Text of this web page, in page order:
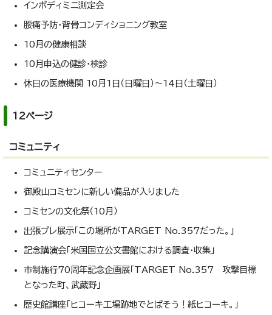
インボディミニ測定会
腰痛予防・背骨コンディショニング教室
10月の健康相談
10月申込の健診・検診
休日の医療機関 10月1日（日曜日）～14日（土曜日）
12ページ
コミュニティ
コミュニティセンター
御殿山コミセンに新しい備品が入りました
コミセンの文化祭（10月）
出張プレ展示「この場所がTARGET No.357だった。」
記念講演会「米国国立公文書館における調査・収集」
市制施行70周年記念企画展「TARGET No.357 攻撃目標
となった町、武蔵野」
歴史館講座「ヒコーキ工場跡地でとばそう！紙ヒコーキ。」